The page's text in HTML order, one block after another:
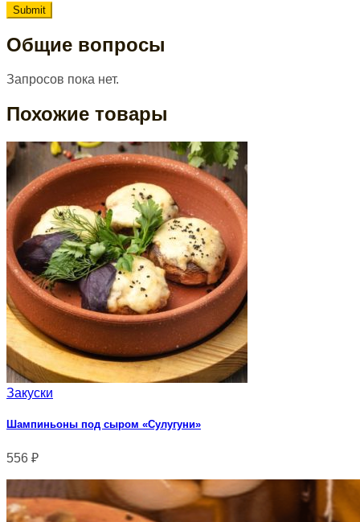
Общие вопросы
Запросов пока нет.
Похожие товары
Закуски
Шампиньоны под сыром «Сулугуни»
556 ₽